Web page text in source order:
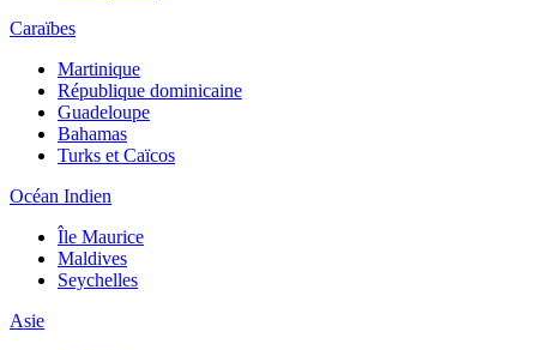
Caraïbes
Martinique
République dominicaine
Guadeloupe
Bahamas
Turks et Caïcos
Océan Indien
Île Maurice
Maldives
Seychelles
Asie